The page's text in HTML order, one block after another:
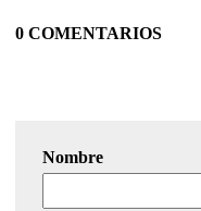
0 COMENTARIOS
Nombre